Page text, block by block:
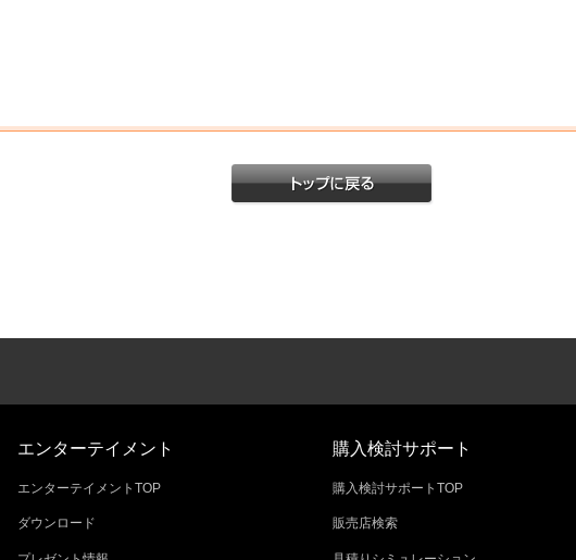
エンターテイメント
エンターテイメントTOP
ダウンロード
購入検討サポート
購入検討サポートTOP
販売店検索